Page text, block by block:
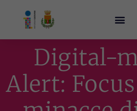
Digital-
Alert: